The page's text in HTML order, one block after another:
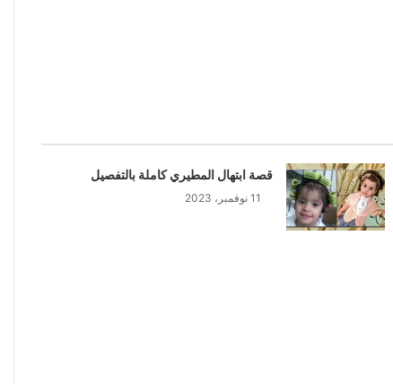
قصة ابتهال المطيري كاملة بالتفصيل
11 نوفمبر، 2023